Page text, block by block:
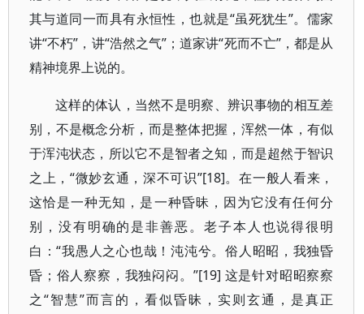
其与道同一而具有永恒性，也就是“虽死犹生”。儒家
讲“不朽”，讲“浩然之气”；道家讲“死而不亡”，都是从
精神境界上说的。
这样的体认，当然不是明察、辨识事物的相互差
别，不是概念分析，而是整体把握，浑然一体，有似
于浑沌状态，所以它不是智者之知，而是超然于智识
之上，“微妙玄通，深不可识”[18]。在一般人看来，
这恰是一种无知，是一种昏昧，因为它没有任何分
别，没有明确的是非善恶。老子本人也说得很明
白：“我愚人之心也哉！沌沌兮。俗人昭昭，我独昏
昏；俗人察察，我独闷闷。”[19] 这是针对昭昭察察
之“智慧”而言的，看似昏昧，实则玄通，是真正